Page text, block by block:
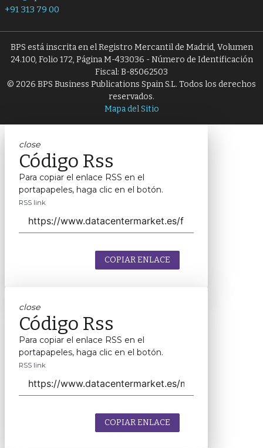
+91 313 79 00
BPS está inscrita en el Registro Mercantil de Madrid, Volumen
24.100, Folio 172, Página M-433036 - Número de Identificación
Fiscal: B-85062503
© 2026 BPS Business Publications Spain S.L. Todos los derechos
reservados.
Mapa del Sitio
close
Código Rss
Para copiar el enlace RSS en el
portapapeles, haga clic en el botón.
RSS link
COPIAR ENLACE
close
Código Rss
Para copiar el enlace RSS en el
portapapeles, haga clic en el botón.
RSS link
COPIAR ENLACE